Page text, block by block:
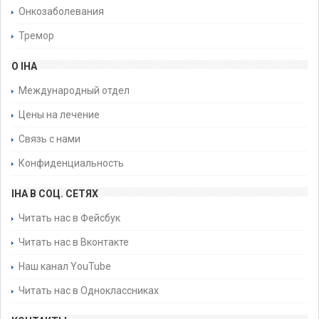
Онкозаболевания
Тремор
О IHA
Международный отдел
Цены на лечение
Связь с нами
Конфиденциальность
IHA В СОЦ. СЕТЯХ
Читать нас в Фейсбук
Читать нас в Вконтакте
Наш канал YouTube
Читать нас в Одноклассниках